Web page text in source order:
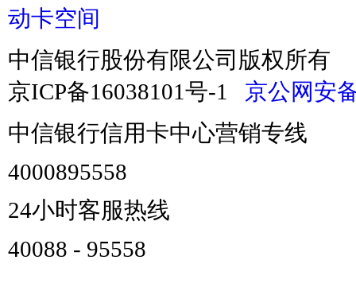
动卡空间
中信银行股份有限公司版权所有
京ICP备16038101号-1
京公网安
中信银行信用卡中心营销专线
4000895558
24小时客服热线
40088 - 95558